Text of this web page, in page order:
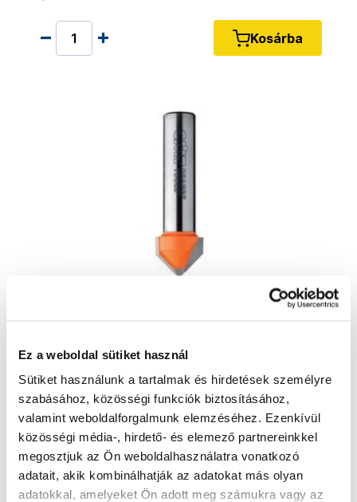
Ez a weboldal sütiket használ
Sütiket használunk a tartalmak és hirdetések személyre
szabásához, közösségi funkciók biztosításához,
valamint weboldalforgalmunk elemzéséhez. Ezenkívül
közösségi média-, hirdető- és elemező partnereinkkel
megosztjuk az Ön weboldalhasználatra vonatkozó
adatait, akik kombinálhatják az adatokat más olyan
adatokkal, amelyeket Ön adott meg számukra vagy az
Kosárba
CMT V-horony maró D6x8 90° S8
C91506011
C91506011
10 750 Ft
8 470 Ft ÁFA nélkül
Utolsó darab
Kosárba